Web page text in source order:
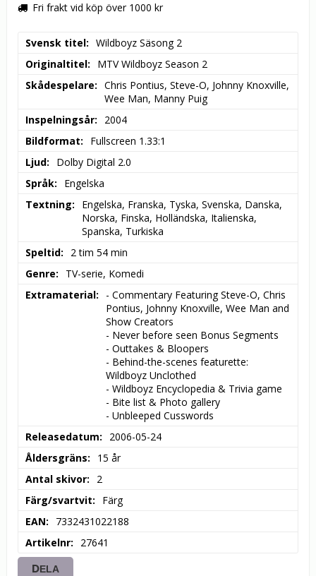
Fri frakt vid köp över 1000 kr
Svensk titel
Wildboyz Säsong 2
Originaltitel
MTV Wildboyz Season 2
Skådespelare
Chris Pontius, Steve-O, Johnny Knoxville,
Wee Man, Manny Puig
Inspelningsår
2004
Bildformat
Fullscreen 1.33:1
Ljud
Dolby Digital 2.0
Språk
Engelska
Textning
Engelska, Franska, Tyska, Svenska, Danska,
Norska, Finska, Holländska, Italienska,
Spanska, Turkiska
Speltid
2 tim 54 min
Genre
TV-serie, Komedi
Extramaterial
- Commentary Featuring Steve-O, Chris
Pontius, Johnny Knoxville, Wee Man and
Show Creators
- Never before seen Bonus Segments
- Outtakes & Bloopers
- Behind-the-scenes featurette:
Wildboyz Unclothed
- Wildboyz Encyclopedia & Trivia game
- Bite list & Photo gallery
- Unbleeped Cusswords
Releasedatum
2006-05-24
Åldersgräns
15 år
Antal skivor
2
Färg/svartvit
Färg
EAN
7332431022188
Artikelnr
27641
DELA